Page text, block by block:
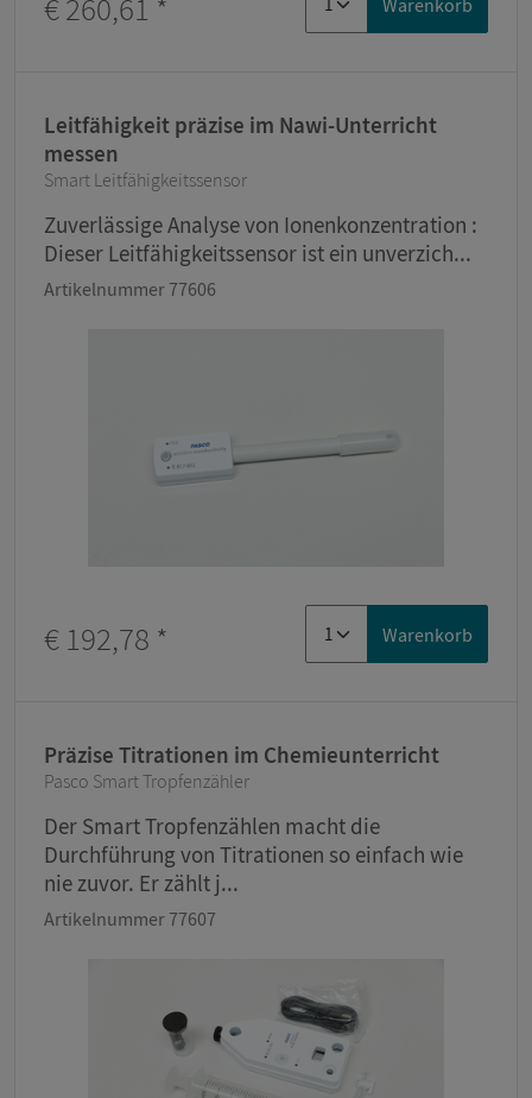
€ 260,61 *
Leitfähigkeit präzise im Nawi-Unterricht
messen
Smart Leitfähigkeitssensor
Zuverlässige Analyse von Ionenkonzentration :
Dieser Leitfähigkeitssensor ist ein unverzich...
Artikelnummer 77606
€ 192,78 * Warenkorb
Präzise Titrationen im Chemieunterricht
Pasco Smart Tropfenzähler
Der Smart Tropfenzählen macht die
Durchführung von Titrationen so einfach wie
nie zuvor. Er zählt j...
Artikelnummer 77607